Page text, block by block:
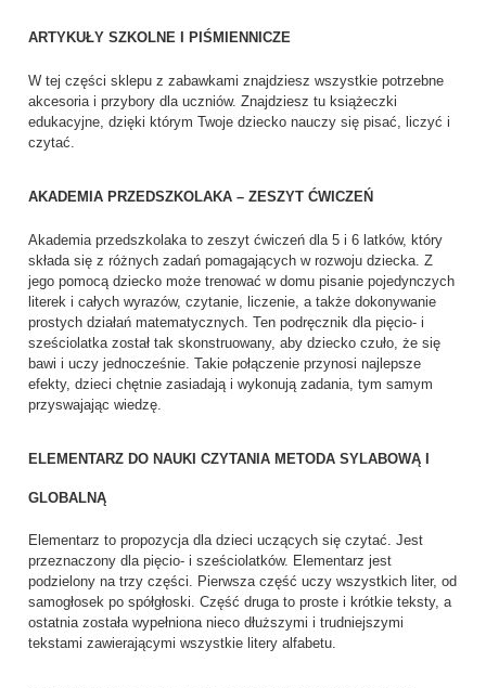
ARTYKUŁY SZKOLNE I PIŚMIENNICZE
W tej części sklepu z zabawkami znajdziesz wszystkie potrzebne
akcesoria i przybory dla uczniów. Znajdziesz tu książeczki
edukacyjne, dzięki którym Twoje dziecko nauczy się pisać, liczyć i
czytać.
AKADEMIA PRZEDSZKOLAKA – ZESZYT ĆWICZEŃ
Akademia przedszkolaka to zeszyt ćwiczeń dla 5 i 6 latków, który
składa się z różnych zadań pomagających w rozwoju dziecka. Z
jego pomocą dziecko może trenować w domu pisanie pojedynczych
literek i całych wyrazów, czytanie, liczenie, a także dokonywanie
prostych działań matematycznych. Ten podręcznik dla pięcio- i
sześciolatka został tak skonstruowany, aby dziecko czuło, że się
bawi i uczy jednocześnie. Takie połączenie przynosi najlepsze
efekty, dzieci chętnie zasiadają i wykonują zadania, tym samym
przyswajając wiedzę.
ELEMENTARZ DO NAUKI CZYTANIA METODA SYLABOWĄ I
GLOBALNĄ
Elementarz to propozycja dla dzieci uczących się czytać. Jest
przeznaczony dla pięcio- i sześciolatków. Elementarz jest
podzielony na trzy części. Pierwsza część uczy wszystkich liter, od
samogłosek po spółgłoski. Część druga to proste i krótkie teksty, a
ostatnia została wypełniona nieco dłuższymi i trudniejszymi
tekstami zawierającymi wszystkie litery alfabetu.